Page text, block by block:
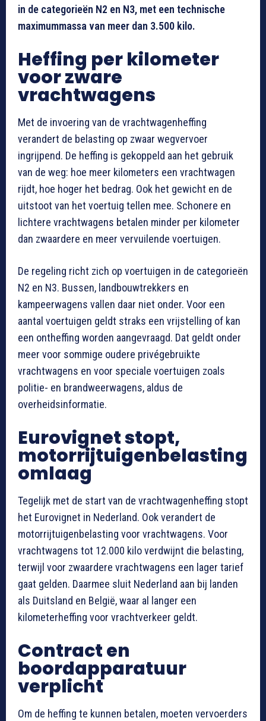
in de categorieën N2 en N3, met een technische
maximummassa van meer dan 3.500 kilo.
Heffing per kilometer
voor zware
vrachtwagens
Met de invoering van de vrachtwagenheffing
verandert de belasting op zwaar wegvervoer
ingrijpend. De heffing is gekoppeld aan het gebruik
van de weg: hoe meer kilometers een vrachtwagen
rijdt, hoe hoger het bedrag. Ook het gewicht en de
uitstoot van het voertuig tellen mee. Schonere en
lichtere vrachtwagens betalen minder per kilometer
dan zwaardere en meer vervuilende voertuigen.
De regeling richt zich op voertuigen in de categorieën
N2 en N3. Bussen, landbouwtrekkers en
kampeerwagens vallen daar niet onder. Voor een
aantal voertuigen geldt straks een vrijstelling of kan
een ontheffing worden aangevraagd. Dat geldt onder
meer voor sommige oudere privégebruikte
vrachtwagens en voor speciale voertuigen zoals
politie- en brandweerwagens, aldus de
overheidsinformatie.
Eurovignet stopt,
motorrijtuigenbelasting
omlaag
Tegelijk met de start van de vrachtwagenheffing stopt
het Eurovignet in Nederland. Ook verandert de
motorrijtuigenbelasting voor vrachtwagens. Voor
vrachtwagens tot 12.000 kilo verdwijnt die belasting,
terwijl voor zwaardere vrachtwagens een lager tarief
gaat gelden. Daarmee sluit Nederland aan bij landen
als Duitsland en België, waar al langer een
kilometerheffing voor vrachtverkeer geldt.
Contract en
boordapparatuur
verplicht
Om de heffing te kunnen betalen, moeten vervoerders